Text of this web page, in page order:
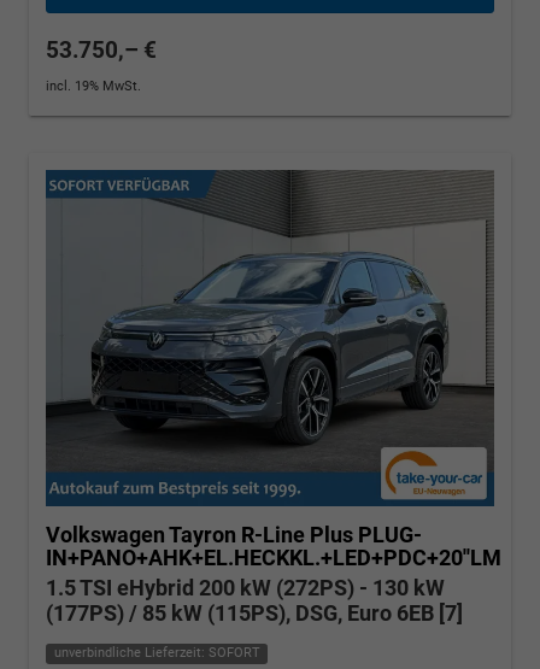
53.750,– €
incl. 19% MwSt.
Volkswagen Tayron R-Line Plus PLUG-
IN+PANO+AHK+EL.HECKKL.+LED+PDC+20''LM
1.5 TSI eHybrid 200 kW (272PS) - 130 kW
(177PS) / 85 kW (115PS), DSG, Euro 6EB [7]
unverbindliche Lieferzeit: SOFORT